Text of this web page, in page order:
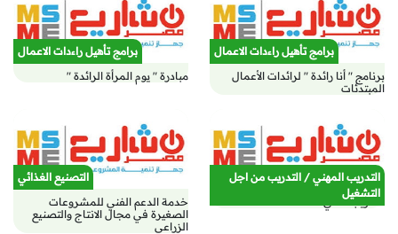
برامج تأهيل راءدات الاعمال
برنامج " أنا رائدة " لرائدات الأعمال
المبتدئات
برامج تأهيل راءدات الاعمال
مبادرة " يوم المرأة الرائدة "
التدريب المهني / التدريب من اجل
التشغيل
التدريب الفني
التصنيع الغذائي
خدمة الدعم الفني للمشروعات
الصغيرة في مجال الانتاج والتصنيع
الزراعي